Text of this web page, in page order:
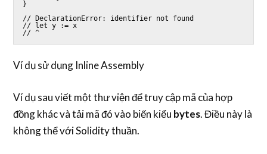
}
// DeclarationError: identifier not found
// let y := x
// ^
Ví dụ sử dụng Inline Assembly
Ví dụ sau viết một thư viện để truy cập mã của hợp
đồng khác và tải mã đó vào biến kiểu bytes. Điều này là
không thể với Solidity thuần.